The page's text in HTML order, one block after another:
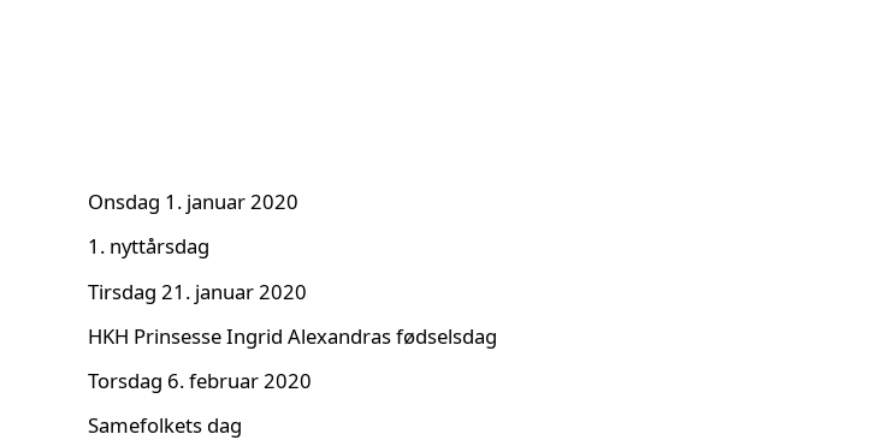
Onsdag 1. januar 2020
1. nyttårsdag
Tirsdag 21. januar 2020
HKH Prinsesse Ingrid Alexandras fødselsdag
Torsdag 6. februar 2020
Samefolkets dag